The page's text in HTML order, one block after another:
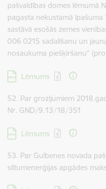
pašvaldības domes lēmumā
pagasta nekustamā īpašuma
sastāvā esošās zemes
006 0215 sadalīšanu un
nosaukuma piešķiršanu”
Lejupielādēt:
Lēmums
52. Par grozījumiem
Nr. GND/9.13/18/351
Lejupielādēt:
Lēmums
53. Par Gulbenes novada
siltumenerģijas apgādes